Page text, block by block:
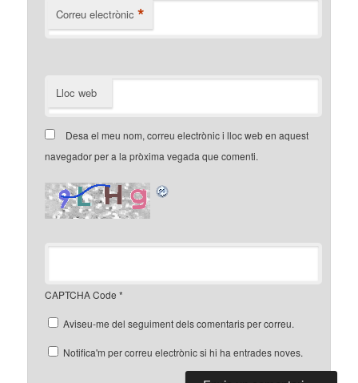
Correu electrònic *
Lloc web
Desa el meu nom, correu electrònic i lloc web en aquest
navegador per a la pròxima vegada que comenti.
CAPTCHA Code *
Aviseu-me del seguiment dels comentaris per correu.
Notifica'm per correu electrònic si hi ha entrades noves.